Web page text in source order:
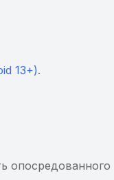
13+).